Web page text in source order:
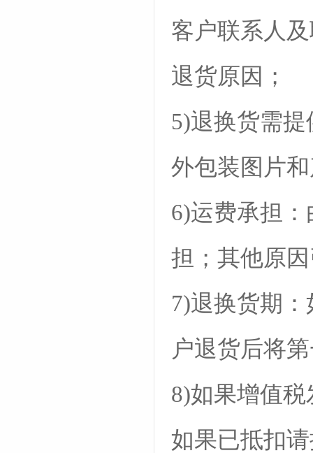
客户联系人
退货原因；
5)退换货需
外包装图片
6)运费承担
担；其他原
7)退换货期
户退货后将
8)如果增值
如果已抵扣